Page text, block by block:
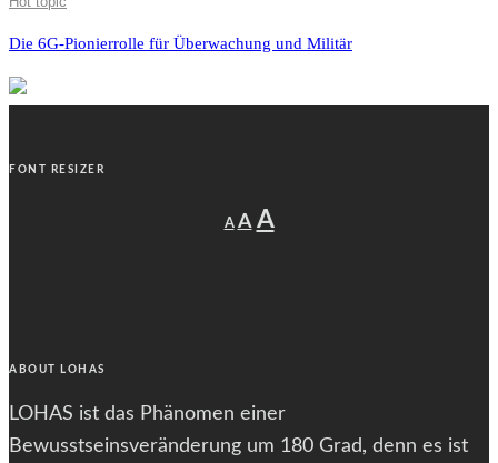
Die 6G-Pionierrolle für Überwachung und Militär
FONT RESIZER
A
Decrease
font
A Reset
AIncrease
ABOUT LOHAS
LOHAS ist das Phänomen einer
Bewusstseinsveränderung um 180 Grad, denn es ist